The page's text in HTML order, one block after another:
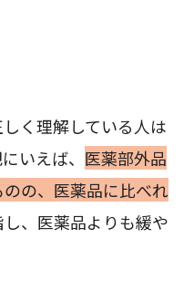
く理解している人は
いえば、 医薬部外品
の、医薬品に比べれ
し、医薬品よりも緩や